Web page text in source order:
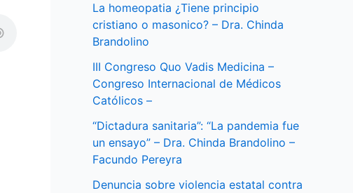
La homeopatia ¿Tiene principio
cristiano o masonico? – Dra. Chinda
Brandolino
III Congreso Quo Vadis Medicina –
Congreso Internacional de Médicos
Católicos –
“Dictadura sanitaria”: “La pandemia fue
un ensayo” – Dra. Chinda Brandolino –
Facundo Pereyra
Denuncia sobre violencia estatal contra